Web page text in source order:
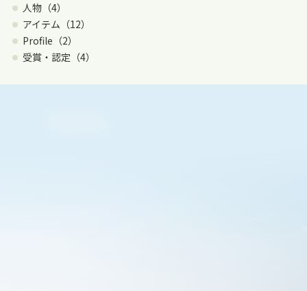
人物（4）
アイテム（12）
Profile（2）
受賞・認定（4）